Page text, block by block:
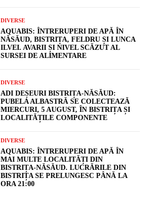
DIVERSE
AQUABIS: ÎNTRERUPERI DE APĂ ÎN
NĂSĂUD, BISTRIȚA, FELDRU ȘI LUNCA
ILVEI. AVARII ȘI NIVEL SCĂZUT AL
SURSEI DE ALIMENTARE
DIVERSE
ADI DEȘEURI BISTRIȚA-NĂSĂUD:
PUBELA ALBASTRĂ SE COLECTEAZĂ
MIERCURI, 5 AUGUST, ÎN BISTRIȚA ȘI
LOCALITĂȚILE COMPONENTE
DIVERSE
AQUABIS: ÎNTRERUPERI DE APĂ ÎN
MAI MULTE LOCALITĂȚI DIN
BISTRIȚA-NĂSĂUD. LUCRĂRILE DIN
BISTRIȚA SE PRELUNGESC PÂNĂ LA
ORA 21:00